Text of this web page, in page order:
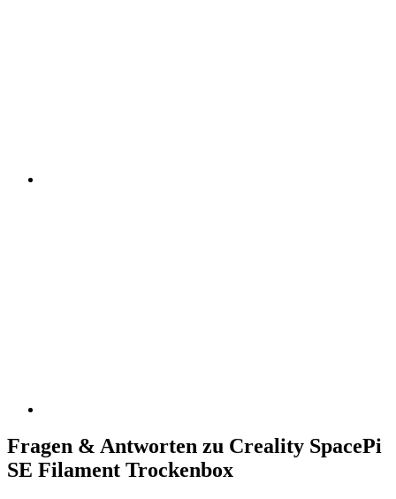
Fragen & Antworten zu Creality SpacePi
SE Filament Trockenbox